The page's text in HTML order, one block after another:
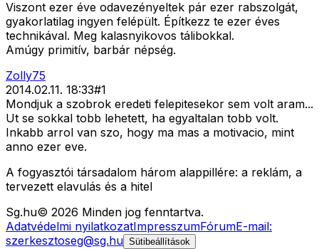
Viszont ezer éve odavezényeltek pár ezer rabszolgát,
gyakorlatilag ingyen felépült. Építkezz te ezer éves
technikával. Meg kalasnyikovos tálibokkal.
Amúgy primitív, barbár népség.
Zolly75
2014.02.11. 18:33#1
Mondjuk a szobrok eredeti felepitesekor sem volt aram...
Ut se sokkal tobb lehetett, ha egyaltalan tobb volt.
Inkabb arrol van szo, hogy ma mas a motivacio, mint
anno ezer eve.
A fogyasztói társadalom három alappillére: a reklám, a
tervezett elavulás és a hitel
Sg.hu© 2026 Minden jog fenntartva.
Adatvédelmi nyilatkozatImpresszumFórumE-mail:
szerkesztoseg@sg.hu Sütibeállítások